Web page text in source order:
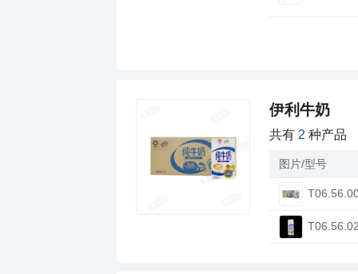
伊利牛奶
共有 2 种产品
图片/型号